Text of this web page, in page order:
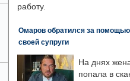
работу.
Омаров обратился за
своей супруги
На днях
попала в